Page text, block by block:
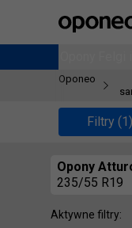
Oponeo
Filtry (1)
Opony
235/55 R19
Aktywne filtry: